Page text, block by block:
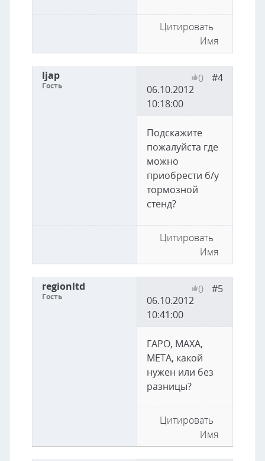
Цитировать
Имя
ljap
Гость
#4
0
06.10.2012
10:18:00
Подскажите
пожалуйста где
можно
приобрести б/у
тормозной
стенд?
Цитировать
Имя
regionltd
Гость
#5
0
06.10.2012
10:41:00
ГАРО, МАХА,
МЕТА, какой
нужен или без
разницы?
Цитировать
Имя